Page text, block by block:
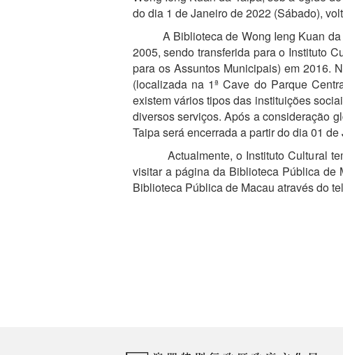
do dia 1 de Janeiro de 2022 (Sábado),
A Biblioteca de Wong Ieng Kuan da
2005, sendo transferida para o Instituto
para os Assuntos Municipais) em 2016.
(localizada na 1ª Cave do Parque
existem vários tipos das instituições
diversos serviços. Após a consideração
Taipa será encerrada a partir do dia 01
Actualmente, o Instituto Cultural tem
visitar a página da Biblioteca Pública de
Biblioteca Pública de Macau através do